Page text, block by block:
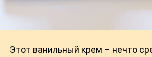
Этот ванильный крем – нечто